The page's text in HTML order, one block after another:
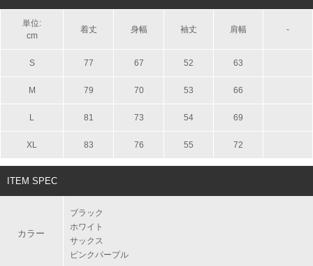
単位:
cm
着丈 身幅 袖丈 肩幅 -
S 77 67 52 63
M 79 70 53 66
L 81 73 54 69
XL 83 76 55 72
ITEM SPEC
カラー
ブラック
ホワイト
サックス
ピンクパープル